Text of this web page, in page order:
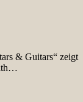
& Guitars“ zeigt